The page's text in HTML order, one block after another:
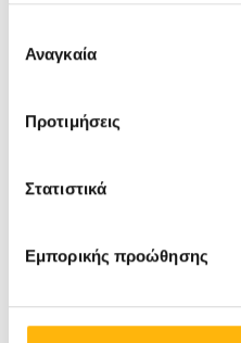
των υπηρεσιών τους.
συγκατάθεσης
Αναγκαία
Προτιμήσεις
Στατιστικά
Εμπορικής προώθησης